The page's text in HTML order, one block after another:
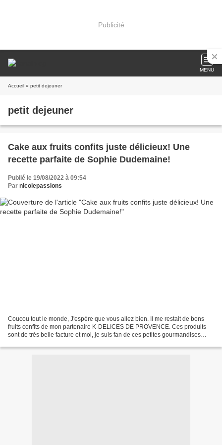
Publicité
MENU
Accueil » petit dejeuner
petit dejeuner
Cake aux fruits confits juste délicieux! Une
recette parfaite de Sophie Dudemaine!
Publié le 19/08/2022 à 09:54
Par nicolepassions
Coucou tout le monde, J'espère que vous allez bien. Il me restait de bons
fruits confits de mon partenaire K-DELICES DE PROVENCE. Ces produits
sont de très belle facture et moi, je suis fan de ces petites gourmandises